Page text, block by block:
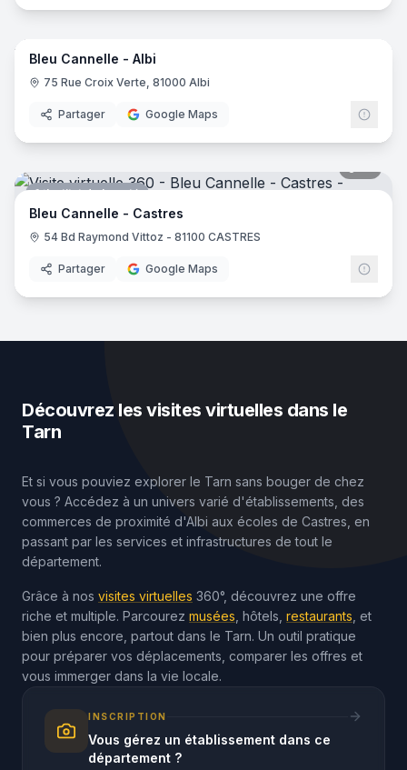
Institut de beauté
10
Bleu Cannelle - Albi
75 Rue Croix Verte, 81000 Albi
Partager Google Maps
Institut de beauté
Bleu Cannelle - Castres
54 Bd Raymond Vittoz - 81100 CASTRES
Partager Google Maps
Découvrez les visites virtuelles dans le
Tarn
Et si vous pouviez explorer le Tarn sans bouger de chez
vous ? Accédez à un univers varié d'établissements, des
commerces de proximité d'Albi aux écoles de Castres, en
passant par les services et infrastructures de tout le
département.
Grâce à nos visites virtuelles 360°, découvrez une offre
riche et multiple. Parcourez musées , hôtels, restaurants , et
bien plus encore, partout dans le Tarn. Un outil pratique
pour préparer vos déplacements, comparer les offres et
vous immerger dans la vie locale.
INSCRIPTION
Vous gérez un établissement dans ce
département ?